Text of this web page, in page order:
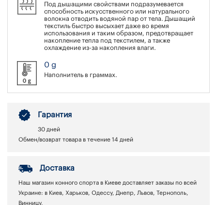
Под дышащими свойствами подразумевается
способность искусственного или натурального
волокна отводить водяной пар от тела. Дышащий
текстиль быстро высыхает даже во время
использования и таким образом, предотвращает
накопление тепла под текстилем, а также
охлаждение из-за накопления влаги.
0 g
Наполнитель в граммах.
Гарантия
30 дней
Обмен/возврат товара в течение 14 дней
Доставка
Наш магазин конного спорта в Киеве доставляет заказы по всей
Украине: в Киев, Харьков, Одессу, Днепр, Львов, Тернополь,
Винницу,